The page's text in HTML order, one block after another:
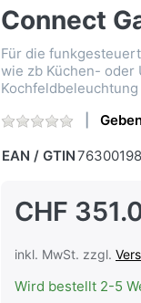
Connect
Für die
wie zb Küchen-
EAN / GTIN
CHF
inkl. MwSt. zzgl.
Wird bestellt 2-5